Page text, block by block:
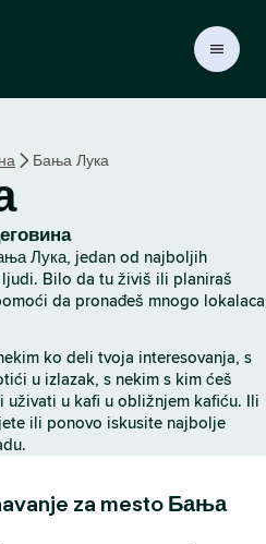
Бања Лука
Лука, jedan od najboljih
Bilo da tu živiš ili planiraš
da pronađeš mnogo lokalaca
ko deli tvoja interesovanja, s
u izlazak, s nekim s kim ćeš
u kafi u obližnjem kafiću. Ili
ili ponovo iskusite najbolje
za mesto Бања